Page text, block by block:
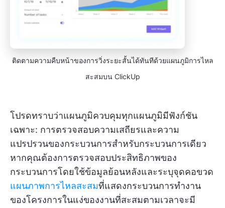
ติดตามความคืบหน้าของการวิ่งระยะสั้นได้ทันทีด้วยแผนภูมิการไหล
สะสมบน ClickUp
โปรดทราบว่าแผนภูมิควบคุมทุกแผนภูมิมีฟังก์ชัน
เฉพาะ: การตรวจสอบความเสถียรและความ
แปรปรวนของกระบวนการสำหรับกระบวนการเดียว
หากคุณต้องการตรวจสอบประสิทธิภาพของ
กระบวนการโดยใช้ข้อมูลย้อนหลังและระบุจุดคอขวด
แผนภาพการไหลสะสมที่แสดงกระบวนการทำงาน
ของโครงการในแง่ของงานที่สะสมตามเวลาจะมี